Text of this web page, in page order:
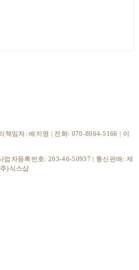
책임자: 배지영 | 전화: 070-8064-5166 | 이
업자등록번호: 203-46-50937 | 통신판매: 제
)식스샵